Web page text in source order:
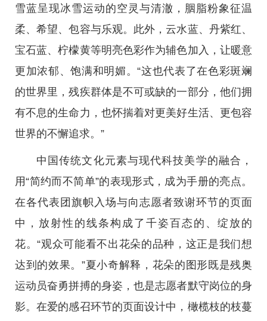
雪蓝呈现冰雪运动的空灵与清澈，胭脂粉象征温
柔、希望、包容与乐观。此外，云水蓝、丹紫红、
宝石蓝、柠檬黄等明亮色彩作为辅色加入，让暖意
更加浓郁、饱满和明媚。“这也代表了在色彩斑斓
的世界里，残疾群体是不可或缺的一部分，他们拥
有不息的生命力，也怀揣着对更美好生活、更包容
世界的不懈追求。”
中国传统文化元素与现代科技美学的融合，
用“简约而不简单”的表现形式，成为手册的亮点。
在各代表团旗帜入场与向志愿者致谢环节的页面
中，放射性的线条构成了千姿百态的、绽放的
花。“观众可能看不出花朵的品种，这正是我们想
达到的效果。”夏小奇解释，花朵的图形既是残奥
运动员奋勇拼搏的身姿，也是志愿者默守岗位的身
影。在爱的感召环节的页面设计中，橄榄枝的枝蔓